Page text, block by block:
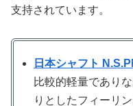
支持されています。
日本シャフト
比較的軽量であり
りとしたフィーリ